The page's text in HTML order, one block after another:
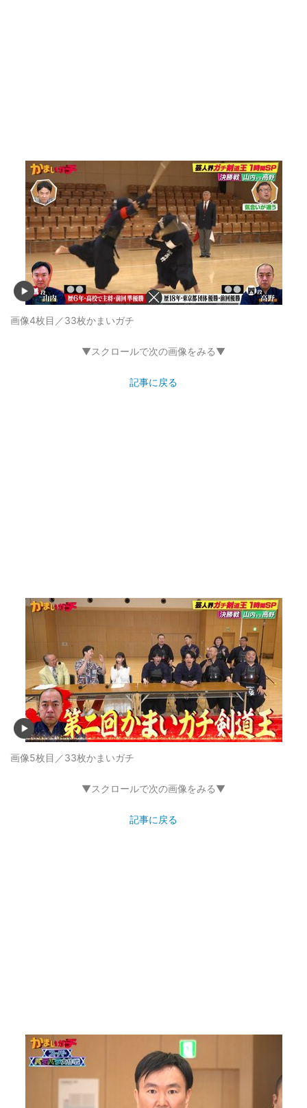
画像4枚目／33枚かまいガチ
▼スクロールで次の画像をみる▼
記事に戻る
画像5枚目／33枚かまいガチ
▼スクロールで次の画像をみる▼
記事に戻る